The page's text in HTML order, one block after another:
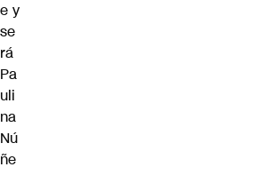
e y
se
rá
Pa
uli
na
Nú
ñe